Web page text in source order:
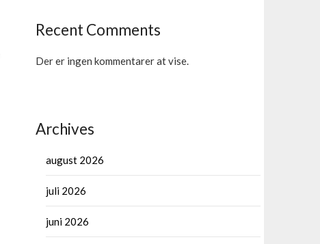
Recent Comments
Der er ingen kommentarer at vise.
Archives
august 2026
juli 2026
juni 2026